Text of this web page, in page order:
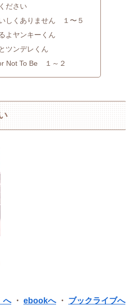
ださい
しくありません １〜５
よヤンキーくん
ツンデレくん
Not To Be １～２
へ・ ebookへ・ ブックライブへ